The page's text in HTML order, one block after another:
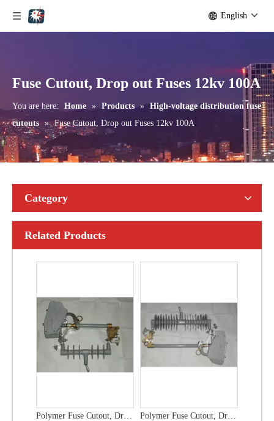
English
Fuse Cutout, Drop out Fuses 12kv 100A
You are here: Home » Products » High-voltage distribution fuse
cutouts » Fuse Cutout, Drop out Fuses 12kv 100A
Category
Related Products
Polymer Fuse Cutout, Drop out Fuses 12 Kv 100A Polymer Fuse Cutout, Drop out Fuses 12 Kv 200A